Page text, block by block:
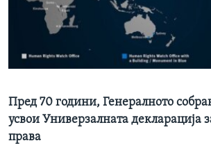
ИНТЕРВЈУА
Јазици
Пред 70 години, Генералното
усвои Универзалната декларација
права